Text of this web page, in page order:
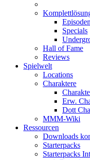
Episoden
Specials
Hall of Fame
Reviews
Spielwelt
Locations
Charaktere
Erw.
Dott
MMM-Wiki
Ressourcen
Downloads
Starterpacks
Starterpacks